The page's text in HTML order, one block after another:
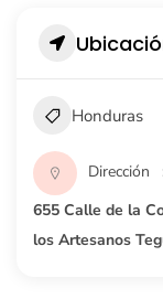
Honduras
Dirección
655 Calle de la
los Artesanos